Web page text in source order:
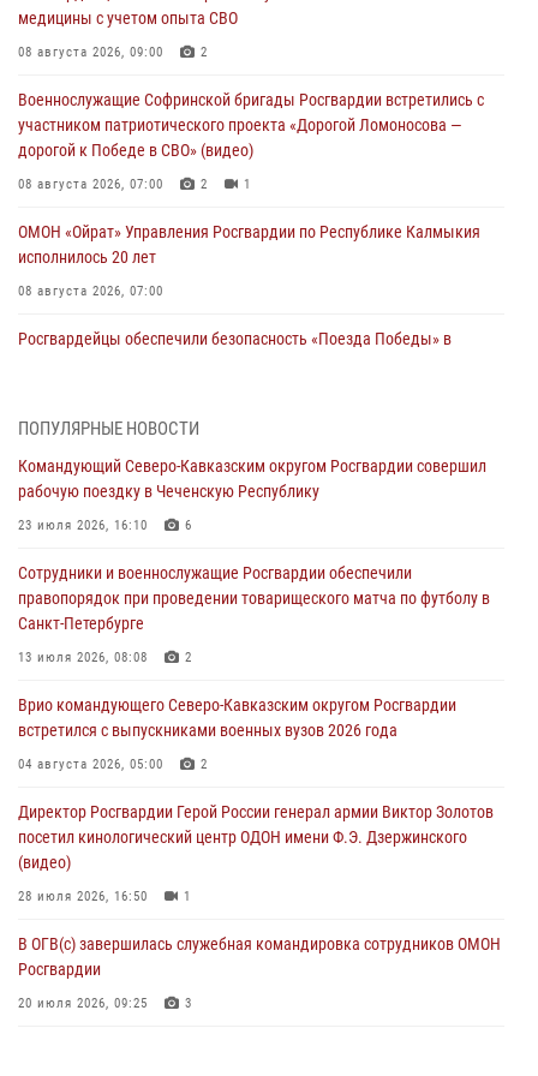
медицины с учетом опыта СВО
08 августа 2026, 09:00 2
Военнослужащие Софринской бригады Росгвардии встретились с
участником патриотического проекта «Дорогой Ломоносова —
дорогой к Победе в СВО» (видео)
08 августа 2026, 07:00 2 1
ОМОН «Ойрат» Управления Росгвардии по Республике Калмыкия
исполнилось 20 лет
08 августа 2026, 07:00
Росгвардейцы обеспечили безопасность «Поезда Победы» в
настольному теннису ко Дню физкультурника
08 августа 2026, 07:00
ограниченными возможностями здоровья (видео)
08 августа 2026, 06:32 1
Спецназ Росгвардии в Марий Эл почтил память товарища на
08 августа 2026, 06:15 9
День физкультурника в Уральском округе Росгвардии отметили
08 августа 2026, 06:03
ПОПУЛЯРНЫЕ НОВОСТИ
Командующий Северо-Кавказским округом Росгвардии совершил
рабочую поездку в Чеченскую Республику
23 июля 2026, 16:10 6
Сотрудники и военнослужащие Росгвардии обеспечили
правопорядок при проведении товарищеского матча по футболу в
Санкт-Петербурге
13 июля 2026, 08:08 2
Врио командующего Северо-Кавказским округом Росгвардии
встретился с выпускниками военных вузов 2026 года
04 августа 2026, 05:00 2
Директор Росгвардии Герой России генерал армии Виктор Золотов
посетил кинологический центр ОДОН имени Ф.Э. Дзержинского
(видео)
28 июля 2026, 16:50 1
В ОГВ(с) завершилась служебная командировка сотрудников ОМОН
Росгвардии
20 июля 2026, 09:25 3